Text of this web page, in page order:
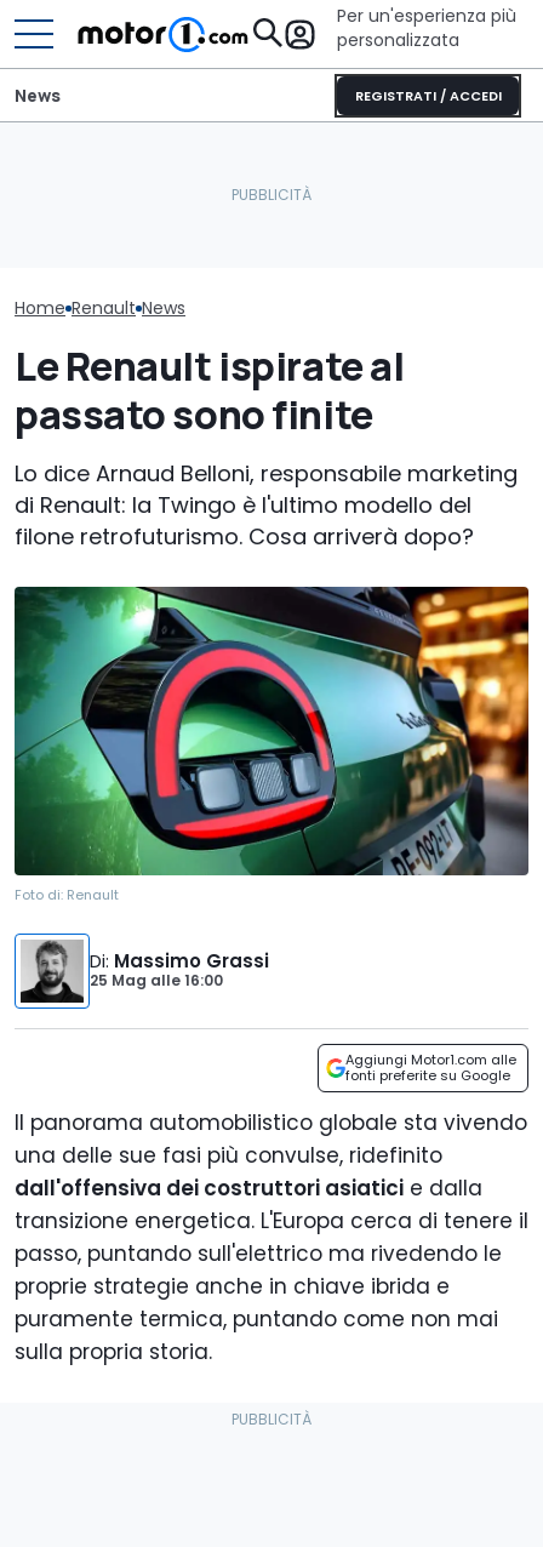
Per un'esperienza più
personalizzata
REGISTRATI / ACCEDI
News
Home Renault News
Le Renault ispirate al
passato sono finite
Lo dice Arnaud Belloni, responsabile marketing
di Renault: la Twingo è l'ultimo modello del
filone retrofuturismo. Cosa arriverà dopo?
Foto di: Renault
Di: Massimo Grassi
25 Mag alle16:00
Aggiungi Motor1.com alle
fonti preferite su Google
Il panorama automobilistico globale sta vivendo
una delle sue fasi più convulse, ridefinito
dall'offensiva dei costruttori asiatici e dalla
transizione energetica. L'Europa cerca di tenere il
passo, puntando sull'elettrico ma rivedendo le
proprie strategie anche in chiave ibrida e
puramente termica, puntando come non mai
sulla propria storia.